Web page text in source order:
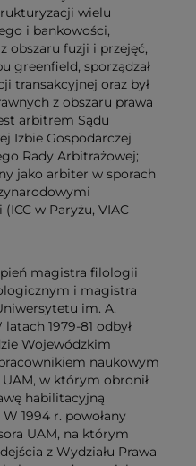
wielu
i bankowości,
obszaru fuzji i przejęć,
greenfield, sporządzał
transakcyjnej oraz był
z obszaru prawa
arbitrem Sądu
Izbie Gospodarczej
Rady Arbitrażowej;
jako arbiter w sporach
w Paryżu, VIAC
magistra filologii
i magistra
im. A.
1979-81 odbył
Wojewódzkim
naukowym
w którym obronił
habilitacyjną
1994 r. powołany
UAM, na którym
z Wydziału Prawa